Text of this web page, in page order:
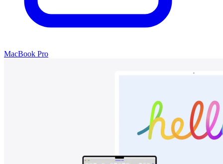
MacBook Pro